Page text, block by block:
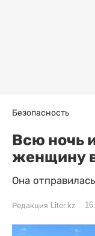
Безопасность
Всю ночь
женщину
Она
Редакция Liter.kz